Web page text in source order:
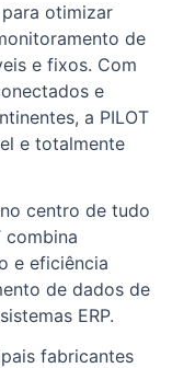
otimizar
de
e fixos. Com
e
a PILOT
e totalmente
centro de tudo
combina
e eficiência
de dados de
ERP.
fabricantes